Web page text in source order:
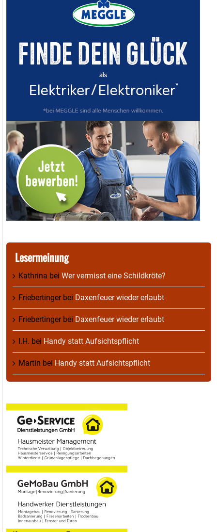
Lesermeinung
Kathrina bei Wer vermisst eine Schildkröte?
Friebertingerbei Daxenfeuer wieder erlaubt
Friebertingerbei Daxenfeuer wieder erlaubt
I.H. bei Handy statt Aufsichtspflicht
Martin bei Handy statt Aufsichtspflicht